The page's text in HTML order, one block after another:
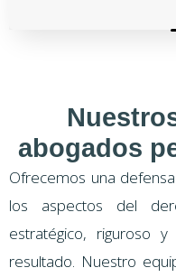
abogados
Ofrecemos una
los aspectos del
estratégico, riguroso
resultado. Nuestro